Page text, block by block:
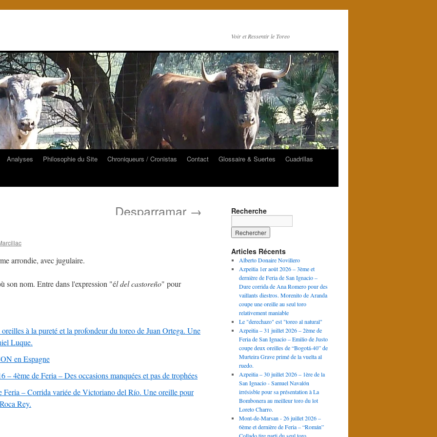
Voir et Ressentir le Toreo
Analyses Philosophie du Site Chroniqueurs / Cronistas Contact Glossaire & Suertes
Cuadrillas
Desparramar →
arrondie, avec jugulaire.
son nom. Entre dans l'expression "él del castoreño" pour
à la pureté et la profondeur du toreo de Juan Ortega. Une
Luque.
en Espagne
4ème de Feria – Des occasions manquées et pas de trophées
Feria – Corrida variée de Victoriano del Río. Une oreille pour
Rey.
Recherche
Articles Récents
Alberto Donaire Novillero
Azpeitia 1er août 2026 – 3ème et
dernière de Feria de San Ignacio –
Dure corrida de Ana Romero pour des
vaillants diestros. Morenito de Aranda
coupe une oreille au seul toro
relativement maniable
Le "derechazo" est "toreo al natural"
Azpeitia – 31 juillet 2026 – 2ème de
Feria de San Ignacio – Emilio de Justo
coupe deux oreilles de “Bogotá-40” de
Murteira Grave primé de la vuelta al
ruedo.
Azpeitia – 30 juillet 2026 – 1ère de la
San Ignacio - Samuel Navalón
irrésisble pour sa présentation à La
Bombonera au meilleur toro du lot
Loreto Charro.
Mont-de-Marsan - 26 juillet 2026 –
6ème et dernière de Feria – “Román”